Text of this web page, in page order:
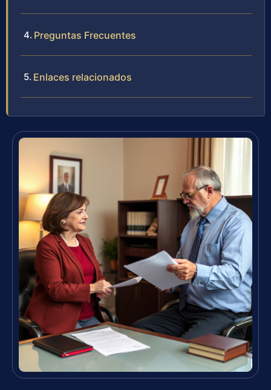
Preguntas Frecuentes
Enlaces relacionados